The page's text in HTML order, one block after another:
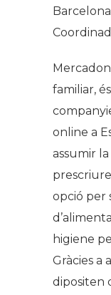
familiar,
online a
assumir
opció per
higiene
Gràcies a
dipositen